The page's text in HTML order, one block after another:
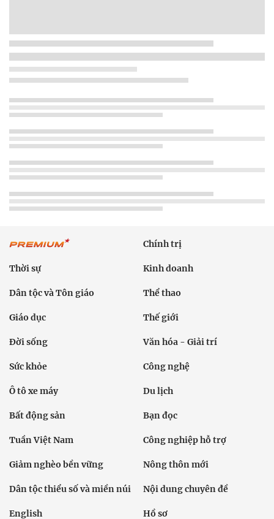
Chính trị
Thời sự Kinh doanh
Dân tộc và Tôn giáo Thể thao
Giáo dục Thế giới
Đời sống Văn hóa - Giải trí
Sức khỏe Công nghệ
Ô tô xe máy Du lịch
Bất động sản Bạn đọc
Tuần Việt Nam Công nghiệp hỗ trợ
Giảm nghèo bền vững Nông thôn mới
Dân tộc thiểu số và miền núi Nội dung chuyên đề
English Hồ sơ